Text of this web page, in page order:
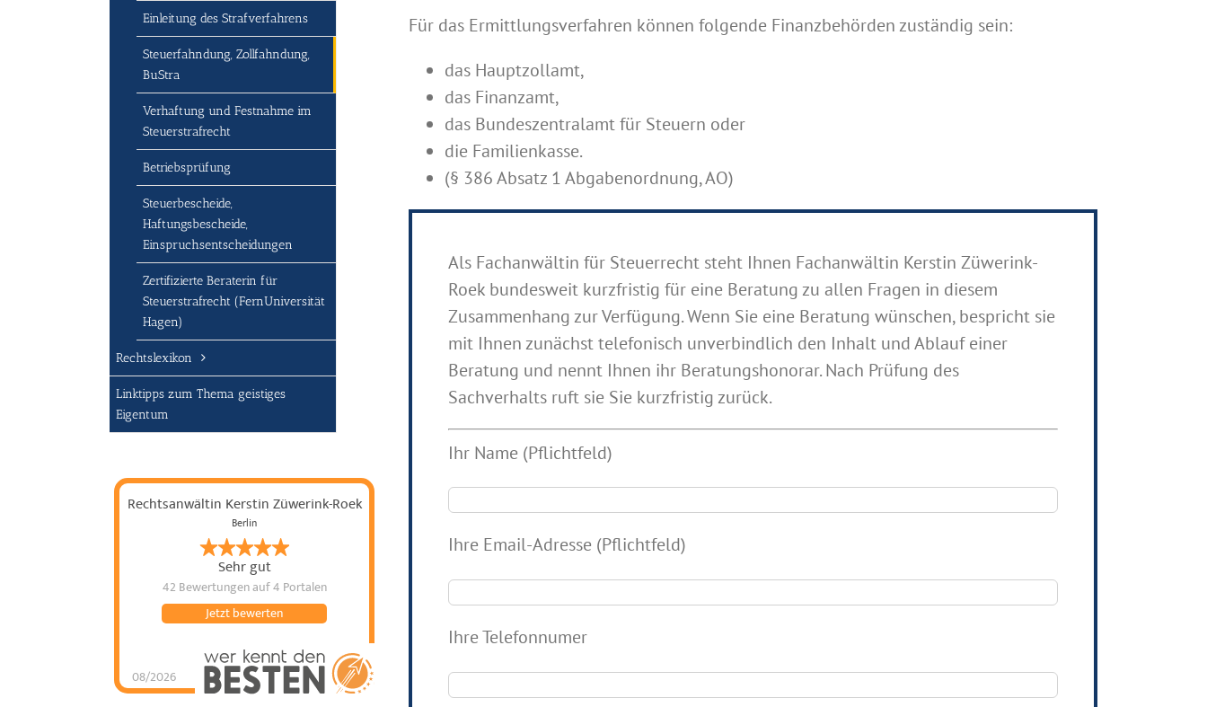
Für das Ermittlungsverfahren können folgende Finanzbehörden zuständig sein:
das Hauptzollamt,
das Finanzamt,
das Bundeszentralamt für Steuern oder
die Familienkasse.
(§ 386 Absatz 1 Abgabenordnung, AO)
Als Fachanwältin für Steuerrecht steht Ihnen Fachanwältin Kerstin Züwerink-
Roek bundesweit kurzfristig für eine Beratung zu allen Fragen in diesem
Zusammenhang zur Verfügung. Wenn Sie eine Beratung wünschen, bespricht sie
mit Ihnen zunächst telefonisch unverbindlich den Inhalt und Ablauf einer
Beratung und nennt Ihnen ihr Beratungshonorar. Nach Prüfung des
Sachverhalts ruft sie Sie kurzfristig zurück.
Ihr Name (Pflichtfeld)
Ihre Email-Adresse (Pflichtfeld)
Ihre Telefonnumer
Einleitung des Strafverfahrens
Steuerfahndung, Zollfahndung,
BuStra
Verhaftung und Festnahme im
Steuerstrafrecht
Betriebsprüfung
Steuerbescheide,
Haftungsbescheide,
Einspruchsentscheidungen
Zertifizierte Beraterin für
Steuerstrafrecht (FernUniversität
Hagen)
Rechtslexikon
Linktipps zum Thema geistiges
Eigentum
Rechtsanwältin Kerstin Züwerink-Roek
Berlin
Sehr gut
42 Bewertungenauf 4 Portalen
08/2026
Jetzt bewerten
Rechtsanwältin
Kerstin Züwerink-